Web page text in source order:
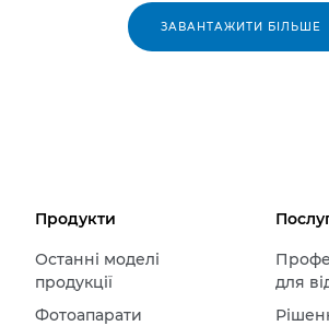
ЗАВАНТАЖИТИ БІЛЬШЕ
Продукти
Останні моделі
продукції
Фотоапарати
для